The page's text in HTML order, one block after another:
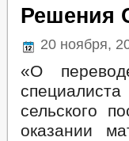
Решения
20 ноября,
«О
сельского
оказании